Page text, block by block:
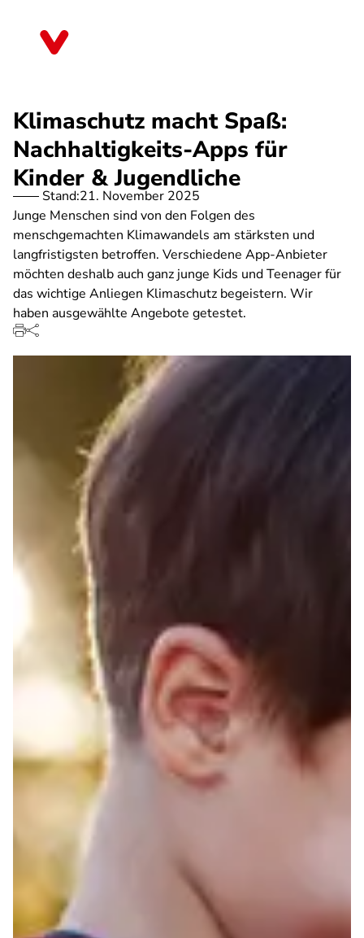
Klimaschutz macht Spaß:
Nachhaltigkeits-Apps für
Kinder & Jugendliche
Stand:21. November 2025
Junge Menschen sind von den Folgen des
menschgemachten Klimawandels am stärksten und
langfristigsten betroffen. Verschiedene App-Anbieter
möchten deshalb auch ganz junge Kids und Teenager für
das wichtige Anliegen Klimaschutz begeistern. Wir
haben ausgewählte Angebote getestet.